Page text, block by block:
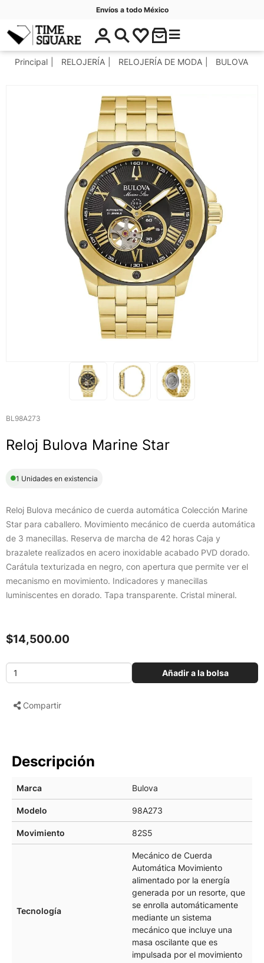
Envíos a todo México
Timesquare
$
0
.
C
t
o
r
í
a
s
Principal RELOJERÍA RELOJERÍA DE MODA BULOVA
BL98A273
Reloj Bulova Marine Star
1 Unidades en existencia
Reloj Bulova mecánico de cuerda automática Colección Marine
Star para caballero. Movimiento mecánico de cuerda automática
de 3 manecillas. Reserva de marcha de 42 horas Caja y
brazalete realizados en acero inoxidable acabado PVD dorado.
Carátula texturizada en negro, con apertura que permite ver el
mecanismo en movimiento. Indicadores y manecillas
luminiscentes en dorado. Tapa transparente. Cristal mineral.
$14,500.00
Añadir a la bolsa
Compartir
Descripción
Marca Bulova
Modelo 98A273
Movimiento 82S5
Tecnología
Mecánico de Cuerda
Automática Movimiento
alimentado por la energía
generada por un resorte, que
se enrolla automáticamente
mediante un sistema
mecánico que incluye una
masa oscilante que es
impulsada por el movimiento